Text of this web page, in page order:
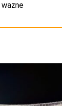
wazne